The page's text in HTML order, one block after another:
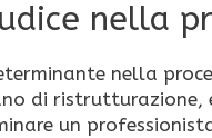
nella
nella
di ristrutturazione,
un